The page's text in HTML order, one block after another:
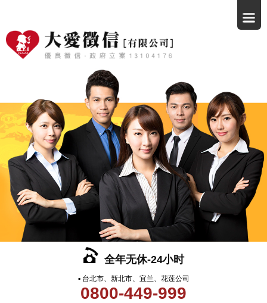
全年无休-24小时
▪ 台北市、新北市、宜兰、花莲公司
0800-449-999